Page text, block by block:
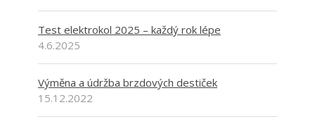
Test elektrokol 2025 – každý rok lépe
4.6.2025
Výměna a údržba brzdových destiček
15.12.2022